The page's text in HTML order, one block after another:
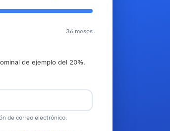
36 meses
de ejemplo del 20%.
de correo electrónico.